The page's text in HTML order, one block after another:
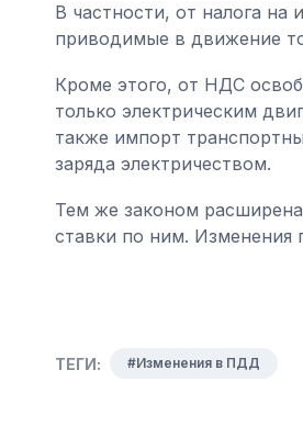
В частности, от налога
приводимые в движение
Кроме этого, от НДС
только электрическим
также импорт
заряда электричеством.
Тем же законом
ставки по ним. Изменения
ТЕГИ: #Изменения в ПДД